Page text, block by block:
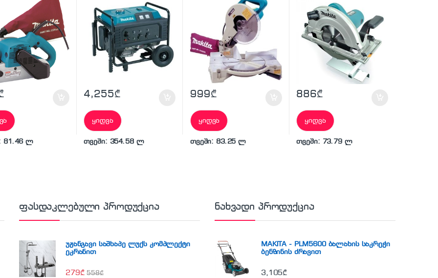
81.46 ლ
4,255₾
ყიდვა
თვეში: 354.58 ლ
999₾
ყიდვა
თვეში: 83.25 ლ
886₾
ყიდვა
თვეში: 73.79 ლ
ფასდაკლებული პროდუქცია
უჟანგავი საშხაპე ლუქს კომპლექტი
ეკრანით
279₾ 558₾
ნახვადი პროდუქცია
MAKITA - PLM5600 ბალახის საკრეჭი
ბენზინის ძრავით
3,105₾